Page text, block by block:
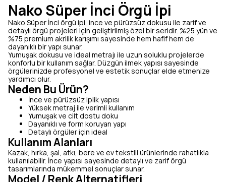
Nako Süper İnci Örgü İpi
Nako Süper İnci örgü ipi, ince ve pürüzsüz dokusu ile zarif ve
detaylı örgü projeleri için geliştirilmiş özel bir seridir. %25 yün ve
%75 premium akrilik karışımı sayesinde hem hafif hem de
dayanıklı bir yapı sunar.
Yumuşak dokusu ve ideal metrajı ile uzun soluklu projelerde
konforlu bir kullanım sağlar. Düzgün ilmek yapısı sayesinde
örgülerinizde profesyonel ve estetik sonuçlar elde etmenize
yardımcı olur.
Neden Bu Ürün?
İnce ve pürüzsüz iplik yapısı
Yüksek metraj ile verimli kullanım
Yumuşak ve cilt dostu doku
Dayanıklı ve form koruyan yapı
Detaylı örgüler için ideal
Kullanım Alanları
Kazak, hırka, şal, atkı, bere ve ev tekstili ürünlerinde rahatlıkla
kullanılabilir. İnce yapısı sayesinde detaylı ve zarif örgü
tasarımlarında mükemmel sonuçlar sunar.
Model / Renk Alternatifleri